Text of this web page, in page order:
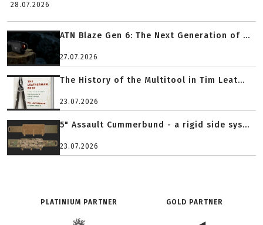
28.07.2026
ATN Blaze Gen 6: The Next Generation of ...
27.07.2026
The History of the Multitool in Tim Leat...
23.07.2026
5" Assault Cummerbund - a rigid side sys...
23.07.2026
PLATINIUM PARTNER GOLD PARTNER